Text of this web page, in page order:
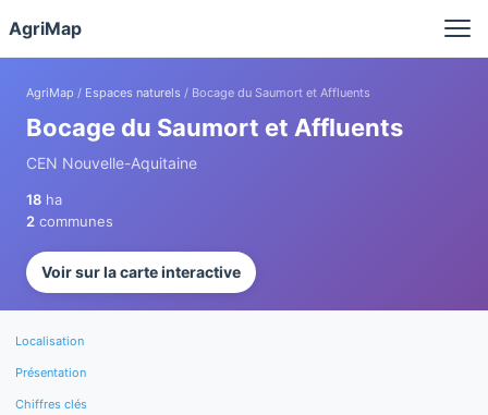
AgriMap
AgriMap / Espaces naturels / Bocage du Saumort et Affluents
Bocage du Saumort et Affluents
CEN Nouvelle-Aquitaine
18 ha
2 communes
Voir sur la carte interactive
Localisation
Présentation
Chiffres clés